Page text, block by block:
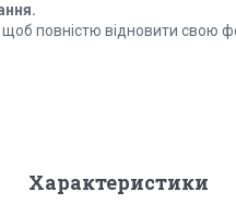
щоб повністю відновити свою
Характеристики